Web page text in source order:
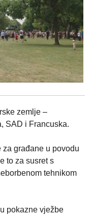
zemlje –
SAD i Francuska.
građane u povodu
to za susret s
tehnikom
pokazne vježbe